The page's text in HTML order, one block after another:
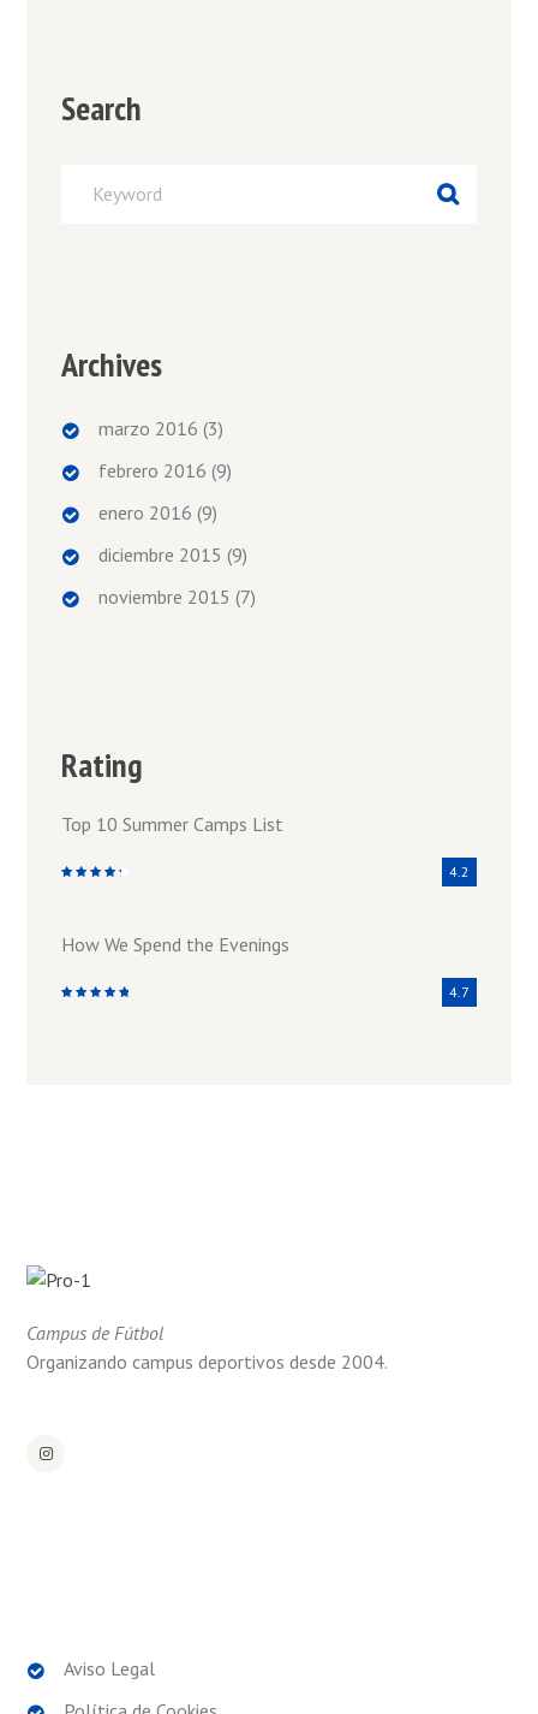
Search
Archives
marzo 2016 (3)
febrero 2016 (9)
enero 2016 (9)
diciembre 2015 (9)
noviembre 2015 (7)
Rating
Top 10 Summer Camps List
4.2
How We Spend the Evenings
4.7
Campus de Fútbol
Organizando campus deportivos desde 2004.
Aviso Legal